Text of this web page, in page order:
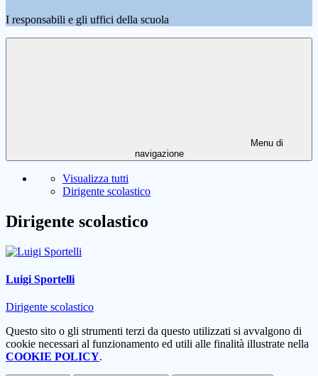
I responsabili e gli uffici della scuola
Menu di
navigazione
Visualizza tutti
Dirigente scolastico
Dirigente scolastico
Luigi Sportelli
Dirigente scolastico
Questo sito o gli strumenti terzi da questo utilizzati si avvalgono di
cookie necessari al funzionamento ed utili alle finalità illustrate nella
COOKIE POLICY.